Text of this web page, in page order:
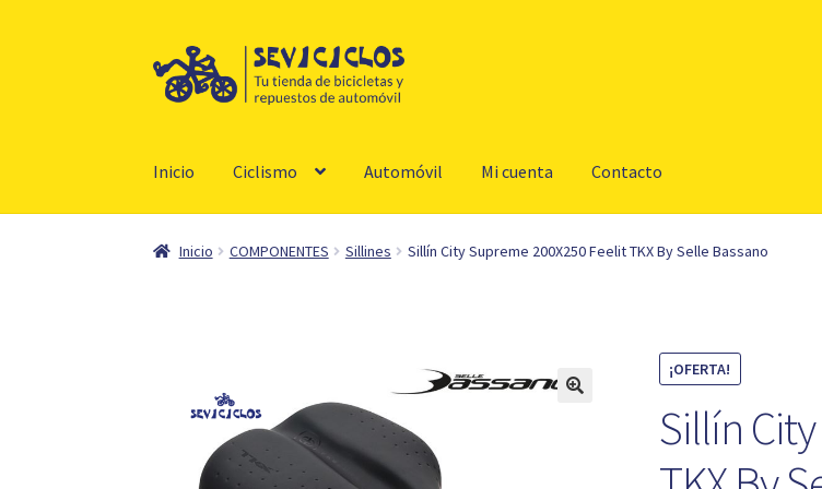
Ir
a
Ir
al
Inicio Ciclismo Automóvil Mi cuenta Contacto
Inicio COMPONENTES Sillines Sillín City Supreme 200X250 Feelit TKX By Selle Bassano
¡OFERTA!
Sillín